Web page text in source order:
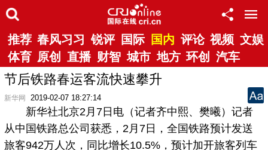
推荐 春风习习 锐评 国际 国内 评论 视频 文娱
体育 原创 直播 财智 城市 地方 环创 汽车
节后铁路春运客流快速攀升
新华网 2019-02-07 18:27:14
新华社北京2月7日电（记者齐中熙、樊曦）记者
从中国铁路总公司获悉，2月7日，全国铁路预计发送
旅客942万人次，同比增长10.5%，预计加开旅客列车